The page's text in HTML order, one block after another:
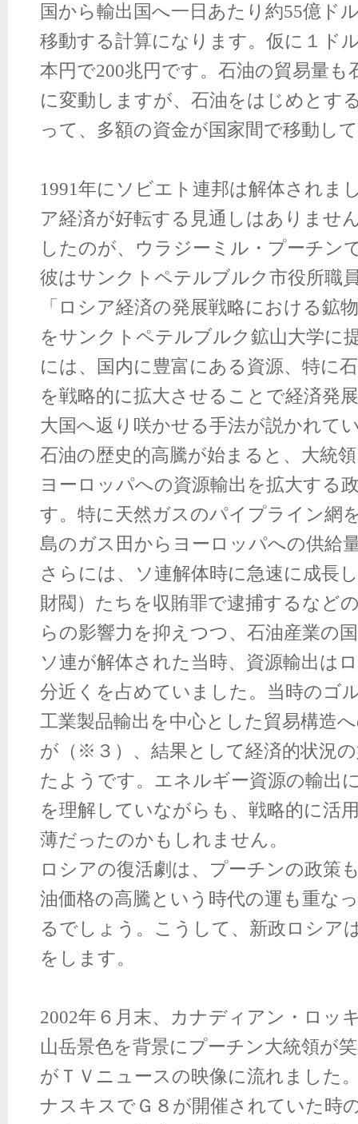
国から輸出国へ一日あたり約55億ド
移動する計算になります。仮に１ド
本円で200兆円です。石油の貿易量も
に変動しますが、石油をはじめとす
って、多額の資金が国家間で移動し
1991年にソビエト連邦は解体されま
ア経済が好転する見通しはありませ
したのが、ウラジーミル・プーチン
彼はサンクトペテルブルク市役所職
「ロシア経済の発展戦略における鉱
をサンクトペテルブルク鉱山大学に
には、国内に豊富にある資源、特に
を戦略的に拡大させることで経済発
大国へ返り咲かせる手法が説かれて
石油の歴史的高騰が始まると、大統
ヨーロッパへの資源輸出を拡大する
す。特に天然ガスのパイプライン網
島のガス田からヨーロッパへの供給
さらには、ソ連解体時に急速に成長
財閥）たちを収賄罪で逮捕するなど
らの影響力を抑えつつ、石油産業の
ソ連が解体された当時、資源輸出は
分近くを占めていました。当時のゴ
工業製品輸出を中心とした貿易構造
が（※３）、結果として経済的状況
たようです。エネルギー資源の輸出
を理解していながらも、戦略的に活
薄だったのかもしれません。
ロシアの復活劇は、プーチンの政策
油価格の高騰という時代の運も重な
るでしょう。こうして、新政ロシア
をします。
2002年６月末、カナディアン・ロッ
山岳景色を背景にプーチン大統領が
がＴＶニュースの映像に流れました
ナスキスでＧ８が開催されていた時